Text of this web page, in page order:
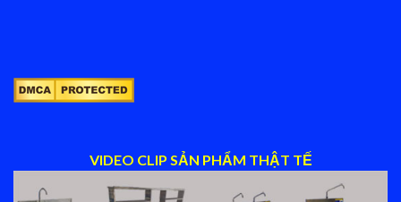
VIDEO CLIP SẢN PHẨM THẬT TẾ